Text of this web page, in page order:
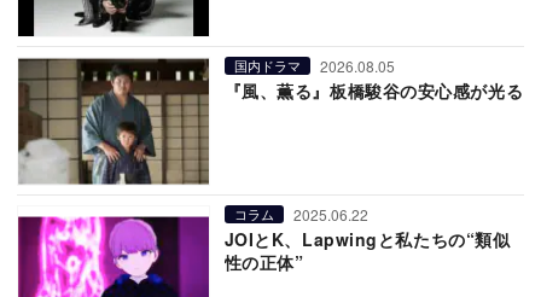
国内ドラマ 2026.08.05
『風、薫る』板橋駿谷の安心感が光る
コラム 2025.06.22
JOIとK、Lapwingと私たちの“類似
性の正体”